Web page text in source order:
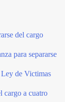
del cargo
para separarse
Ley de Victimas
cargo a cuatro